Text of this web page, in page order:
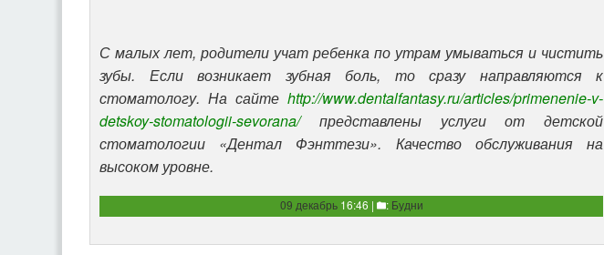
С малых лет, родители учат ребенка по утрам умываться и чистить
зубы. Если возникает зубная боль, то сразу направляются к
стоматологу. На сайте http://www.dentalfantasy.ru/articles/primenenie-v-
detskoy-stomatologii-sevorana/представлены услуги от детской
стоматологии «Дентал Фэнттези». Качество обслуживания на
высоком уровне.
09 декабрь16:46 | : Будни